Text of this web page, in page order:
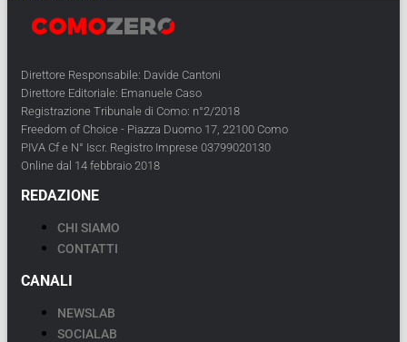
Direttore Responsabile: Davide Cantoni
Direttore Editoriale: Emanuele Caso
Registrazione Tribunale di Como: n°2/2018
Freedom of Choice - Piazza Duomo 17, 22100 Como
PIVA Cf e N° Iscr. Registro Imprese 03799020130
Online dal 14 febbraio 2018
REDAZIONE
CHI SIAMO
CONTATTI
CANALI
NEWSLAB
SOCIALAB